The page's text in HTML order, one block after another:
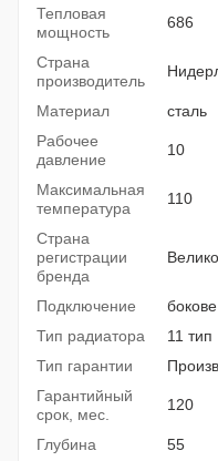
Тепловая
мощность
686
Страна
производитель
Материал
сталь
Рабочее
давление
10
Максимальная
температура
110
Страна
регистрации
бренда
Подключение
бокове
Тип радиатора
11 тип
Тип гарантии
Гарантийный
срок, мес.
120
Глубина 55